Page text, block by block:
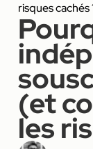
risques cachés
(et
les